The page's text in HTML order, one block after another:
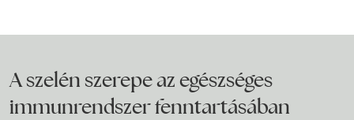
A szelén szerepe az egészséges
immunrendszer fenntartásában